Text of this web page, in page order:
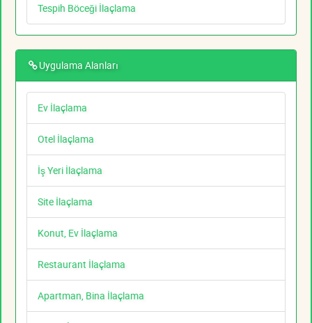
Tespih Böceği İlaçlama
Uygulama Alanları
Ev İlaçlama
Otel İlaçlama
İş Yeri İlaçlama
Site İlaçlama
Konut, Ev İlaçlama
Restaurant İlaçlama
Apartman, Bina İlaçlama